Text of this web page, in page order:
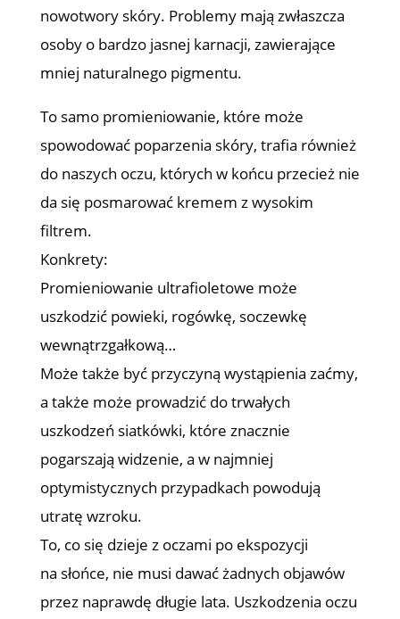
nowotwory skóry. Problemy mają zwłaszcza
osoby o bardzo jasnej karnacji, zawierające
mniej naturalnego pigmentu.
To samo promieniowanie, które może
spowodować poparzenia skóry, trafia również
do naszych oczu, których w końcu przecież nie
da się posmarować kremem z wysokim
filtrem.
Konkrety:
Promieniowanie ultrafioletowe może
uszkodzić powieki, rogówkę, soczewkę
wewnątrzgałkową…
Może także być przyczyną wystąpienia zaćmy,
a także może prowadzić do trwałych
uszkodzeń siatkówki, które znacznie
pogarszają widzenie, a w najmniej
optymistycznych przypadkach powodują
utratę wzroku.
To, co się dzieje z oczami po ekspozycji
na słońce, nie musi dawać żadnych objawów
przez naprawdę długie lata. Uszkodzenia oczu